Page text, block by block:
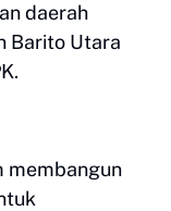
daerah
Barito Utara
membangun